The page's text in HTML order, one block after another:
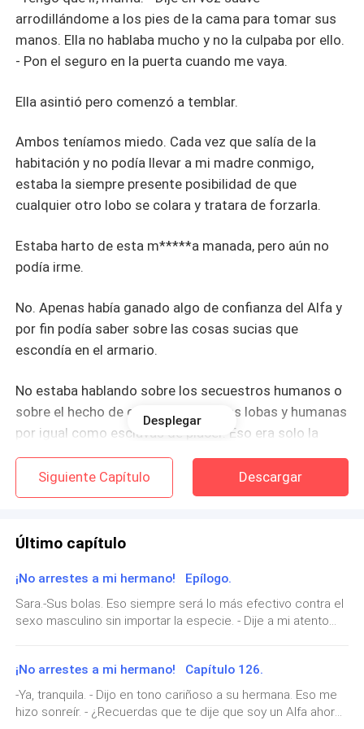
arrodillándome a los pies de la cama para tomar sus
manos. Ella no hablaba mucho y no la culpaba por ello.
- Pon el seguro en la puerta cuando me vaya.
Ella asintió pero comenzó a temblar.
Ambos teníamos miedo. Cada vez que salía de la
habitación y no podía llevar a mi madre conmigo,
estaba la siempre presente posibilidad de que
cualquier otro lobo se colara y tratara de forzarla.
Estaba harto de esta m*****a manada, pero aún no
podía irme.
No. Apenas había ganado algo de confianza del Alfa y
por fin podía saber sobre las cosas sucias que
escondía en el armario.
No estaba hablando sobre los secuestros humanos o
sobre el hecho de que utilizaran a las lobas y humanas
por igual como esclavas de placer. Eso era solo la
punta de todo lo que su Alfa hacía sin esconderse.
No, hablaba de lo que hacía fuera de la manada.
Con un último ligero apretón a las manos de mi
madre, me levanté lentamente y salí de la habitación.
No medio segundo después de que cerré la puerta,
ella puso el pestillo.
de las paredes de la habitación que me habían
asignado.
Desplegar
Siguiente Capítulo Descargar
Último capítulo
¡No arrestes a mi hermano! Epílogo.
Sara.-Sus bolas. Eso siempre será lo más efectivo contra el
sexo masculino sin importar la especie. - Dije a mi atento
tenido tanta diversión desde que me infiltré a una
Organización criminal como bailarina exótica.Buenos
tiempos.Los hombres lobo existían y quizá otras criaturas
también. Gran cosa, la vida era más interesante ahora.Había
¡No arrestes a mi hermano! Capítulo 126.
-Ya, tranquila. - Dijo en tono cariñoso a su hermana. Eso me
hizo sonreír. - ¿Recuerdas que te dije que soy un Alfa ahora?